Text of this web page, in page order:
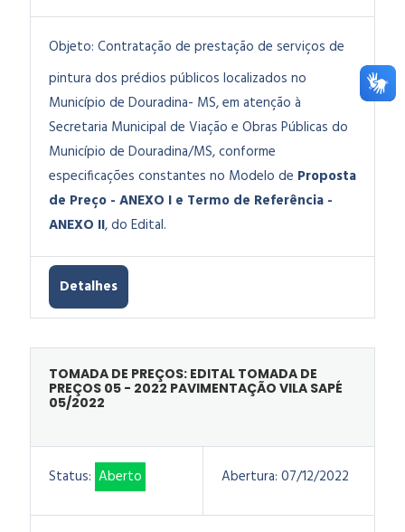
Objeto: Contratação de prestação de serviços de
pintura dos prédios públicos localizados no
Município de Douradina- MS, em atenção à
Secretaria Municipal de Viação e Obras Públicas do
Município de Douradina/MS, conforme
especificações constantes no Modelo de Proposta
de Preço - ANEXO I e Termo de Referência -
ANEXO II, do Edital.
Detalhes
TOMADA DE PREÇOS: EDITAL TOMADA DE
PREÇOS 05 - 2022 PAVIMENTAÇÃO VILA SAPÉ
05/2022
Status: Aberto Abertura: 07/12/2022